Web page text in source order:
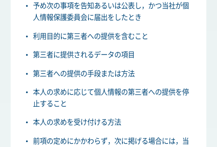
予め次の事項を告知あるいは公表し，かつ当社が個
人情報保護委員会に届出をしたとき
利用目的に第三者への提供を含むこと
第三者に提供されるデータの項目
第三者への提供の手段または方法
本人の求めに応じて個人情報の第三者への提供を停
止すること
本人の求めを受け付ける方法
前項の定めにかかわらず，次に掲げる場合には，当